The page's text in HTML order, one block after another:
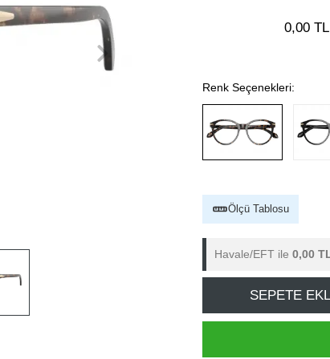
0,00 TL
Renk Seçenekleri:
Ölçü Tablosu
Havale/EFT ile 0,00
SEPETE